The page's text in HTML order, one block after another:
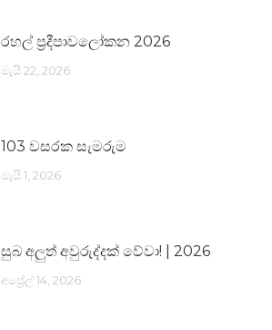
රහල් ප්‍රදීපාවලෝකන 2026
මැයි 22, 2026
103 වසරක සැමරුම
මැයි 1, 2026
සුබ අලුත් අවුරුද්දක් වේවා! | 2026
අප්‍රේල් 14, 2026